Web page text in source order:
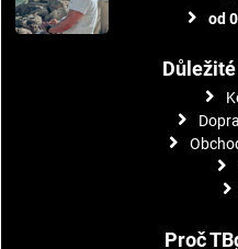
od
Proč